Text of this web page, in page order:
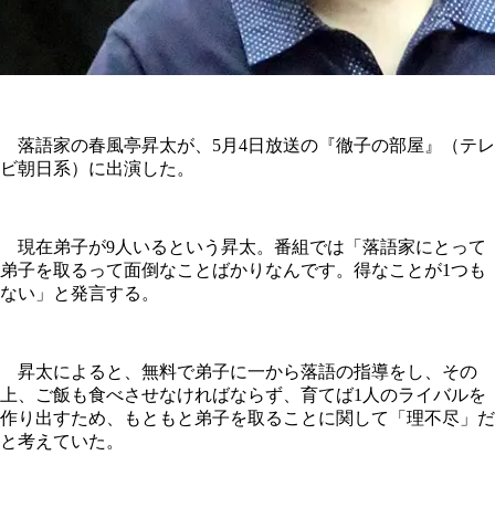
落語家の春風亭昇太が、5月4日放送の『徹子の部屋』（テレ
ビ朝日系）に出演した。
現在弟子が9人いるという昇太。番組では「落語家にとって
弟子を取るって面倒なことばかりなんです。得なことが1つも
ない」と発言する。
昇太によると、無料で弟子に一から落語の指導をし、その
上、ご飯も食べさせなければならず、育てば1人のライバルを
作り出すため、もともと弟子を取ることに関して「理不尽」だ
と考えていた。